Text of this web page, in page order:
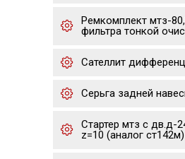
Ремкомплект мтз-
фильтра тонкой
Сателлит
Серьга задней
Стартер мтз с дв.д-
z=10 (аналог